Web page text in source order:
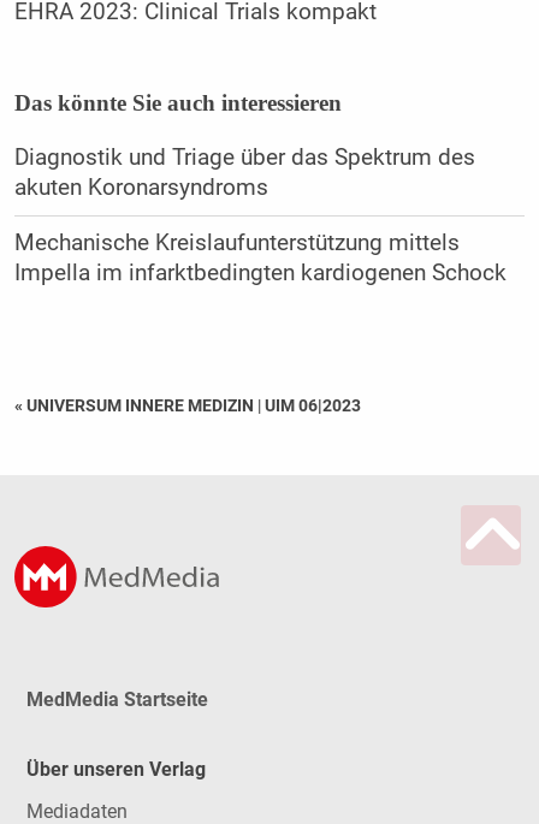
EHRA 2023: Clinical Trials kompakt
Das könnte Sie auch interessieren
Diagnostik und Triage über das Spektrum des
akuten Koronarsyndroms
Mechanische Kreislaufunterstützung mittels
Impella im infarktbedingten kardiogenen Schock
« UNIVERSUM INNERE MEDIZIN |UIM 06|2023
MedMedia Startseite
Über unseren Verlag
Mediadaten